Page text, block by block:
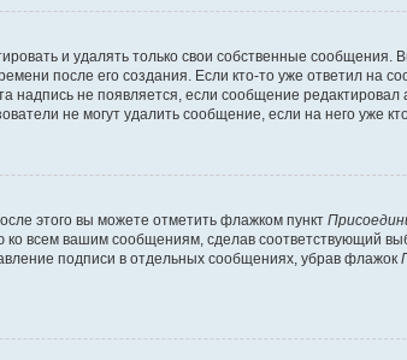
и удалять только свои собственные сообщения.
после его создания. Если кто-то уже ответил на
надпись не появляется, если сообщение
не могут удалить сообщение, если на него уже
этого вы можете отметить флажком пункт
всем вашим сообщениям, сделав соответствующий
подписи в отдельных сообщениях, убрав флажок